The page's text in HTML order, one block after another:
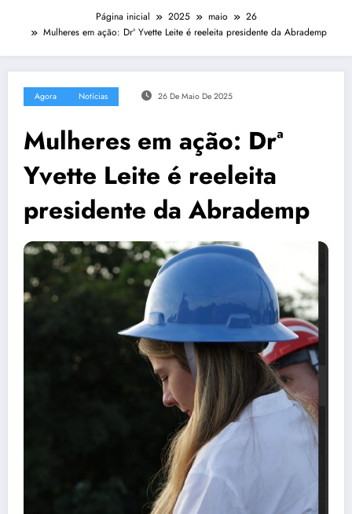
Página inicial 2025 maio
26
Mulheres em ação: Drª Yvette Leite é reeleita presidente da Abrademp
Agora Notícias 26 De Maio De 2025
Mulheres em ação: Drª
Yvette Leite é reeleita
presidente da Abrademp